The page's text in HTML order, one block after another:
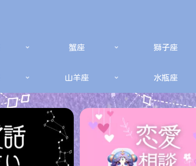
蟹座 獅子座
山羊座 水瓶座